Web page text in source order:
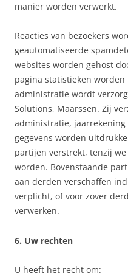
manier worden verwerkt.
Reacties van bezoekers
geautomatiseerde
websites worden gehost
pagina statistieken
administratie wordt
Solutions, Maarssen. Zij
administratie,
gegevens worden
partijen verstrekt, tenzij
worden. Bovenstaande
aan derden verschaffen
verplicht, of voor zover
verwerken.
6. Uw rechten
U heeft het recht om: